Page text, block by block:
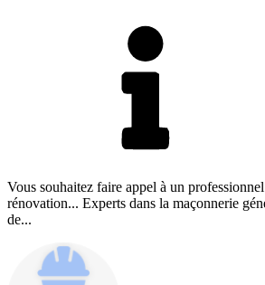
Vous souhaitez faire appel à un
rénovation... Experts dans la maçonnerie
de...